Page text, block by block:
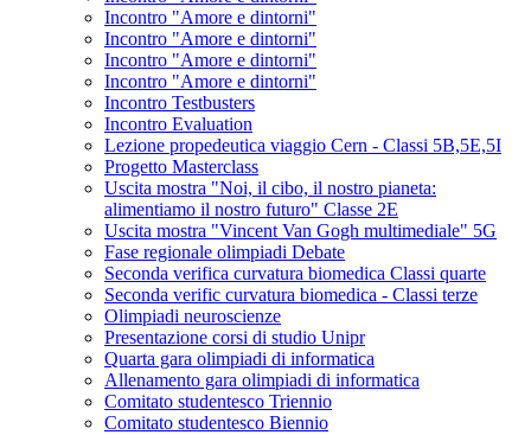
Incontro "Amore e dintorni"
Incontro "Amore e dintorni"
Incontro "Amore e dintorni"
Incontro "Amore e dintorni"
Incontro Testbusters
Incontro Evaluation
Lezione propedeutica viaggio Cern - Classi 5B,5E,5I
Progetto Masterclass
Uscita mostra "Noi, il cibo, il nostro pianeta:
alimentiamo il nostro futuro" Classe 2E
Uscita mostra "Vincent Van Gogh multimediale" 5G
Fase regionale olimpiadi Debate
Seconda verifica curvatura biomedica Classi quarte
Seconda verific curvatura biomedica - Classi terze
Olimpiadi neuroscienze
Presentazione corsi di studio Unipr
Quarta gara olimpiadi di informatica
Allenamento gara olimpiadi di informatica
Comitato studentesco Triennio
Comitato studentesco Biennio